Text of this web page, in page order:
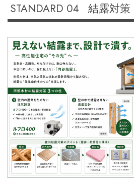
STANDARD 04 結露対策